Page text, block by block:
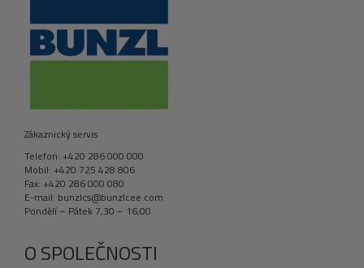
Zákaznický servis
Telefon: +420 286 000 000
Mobil: +420 725 428 806
Fax: +420 286 000 080
E-mail: bunzlcs@bunzlcee.com
Pondělí – Pátek 7,30 – 16,00
O SPOLEČNOSTI